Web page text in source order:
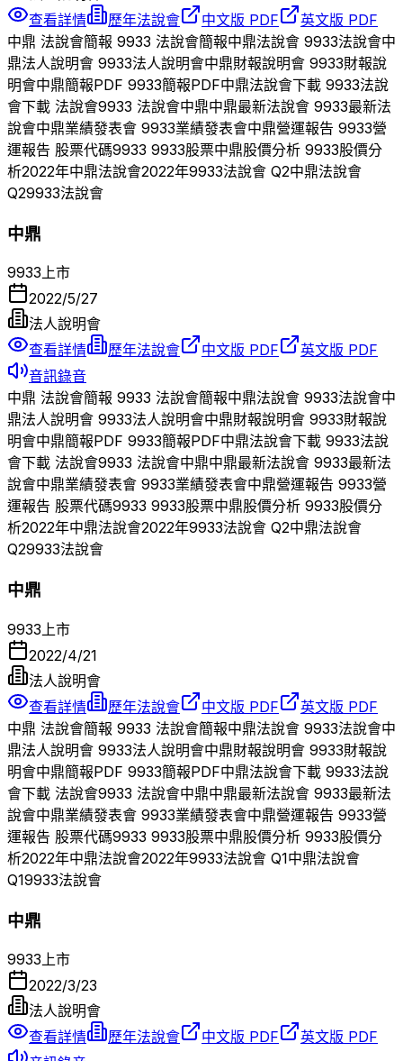
查看詳情
歷年法說會 中文版 PDF
英文版 PDF
中鼎 法說會簡報 9933 法說會簡報中鼎法說會 9933法說會中
鼎法人說明會 9933法人說明會中鼎財報說明會 9933財報說
明會中鼎簡報PDF 9933簡報PDF中鼎法說會下載 9933法說
會下載 法說會9933 法說會中鼎中鼎最新法說會 9933最新法
說會中鼎業績發表會 9933業績發表會中鼎營運報告 9933營
運報告 股票代碼9933 9933股票中鼎股價分析 9933股價分
析2022年中鼎法說會2022年9933法說會 Q2中鼎法說會
Q29933法說會
中鼎
9933上市
2022/5/27
法人說明會
查看詳情
歷年法說會 中文版 PDF
英文版 PDF
音訊錄音
中鼎 法說會簡報 9933 法說會簡報中鼎法說會 9933法說會中
鼎法人說明會 9933法人說明會中鼎財報說明會 9933財報說
明會中鼎簡報PDF 9933簡報PDF中鼎法說會下載 9933法說
會下載 法說會9933 法說會中鼎中鼎最新法說會 9933最新法
說會中鼎業績發表會 9933業績發表會中鼎營運報告 9933營
運報告 股票代碼9933 9933股票中鼎股價分析 9933股價分
析2022年中鼎法說會2022年9933法說會 Q2中鼎法說會
Q29933法說會
中鼎
9933 上市
2022/4/21
法人說明會
查看詳情
歷年法說會 中文版 PDF
英文版 PDF
中鼎 法說會簡報 9933 法說會簡報中鼎法說會 9933法說會中
鼎法人說明會 9933法人說明會中鼎財報說明會 9933財報說
明會中鼎簡報PDF 9933簡報PDF中鼎法說會下載 9933法說
會下載 法說會9933 法說會中鼎中鼎最新法說會 9933最新法
說會中鼎業績發表會 9933業績發表會中鼎營運報告 9933營
運報告 股票代碼9933 9933股票中鼎股價分析 9933股價分
析2022年中鼎法說會2022年9933法說會 Q1中鼎法說會
Q19933法說會
中鼎
9933上市
2022/3/23
法人說明會
查看詳情
歷年法說會 中文版 PDF
英文版 PDF